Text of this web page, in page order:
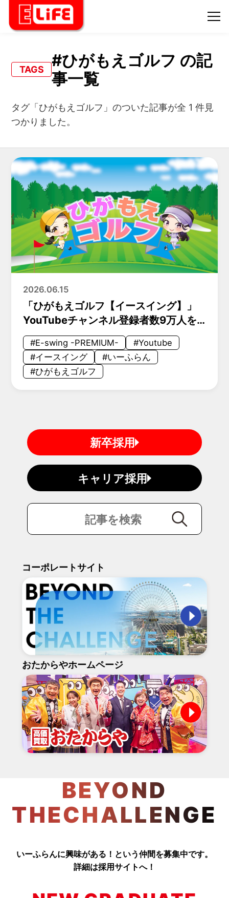
TAGS
#ひがもえゴルフ の記
事一覧
タグ「ひがもえゴルフ」のついた記事が全 1 件見
つかりました。
2026.06.15
「ひがもえゴルフ【イースイング】」
YouTubeチャンネル登録者数9万人を
突破！ 【E-swing -PREMIUM-】
#E-swing -PREMIUM-
#Youtube
#イースイング
#いーふらん
#ひがもえゴルフ
新卒採用
キャリア採用
コーポレートサイト
おたからやホームページ
BEYOND
THECHALLENGE
いーふらんに興味がある！という仲間を募集中です。
詳細は採用サイトへ！